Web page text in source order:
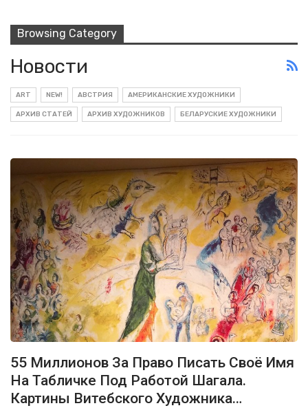
Browsing Category
Новости
ART NEW! АВСТРИЯ АМЕРИКАНСКИЕ ХУДОЖНИКИ
АРХИВ СТАТЕЙ АРХИВ ХУДОЖНИКОВ БЕЛАРУСКИЕ ХУДОЖНИКИ
55 Миллионов За Право Писать Своё Имя
На Табличке Под Работой Шагала.
Картины Витебского Художника…